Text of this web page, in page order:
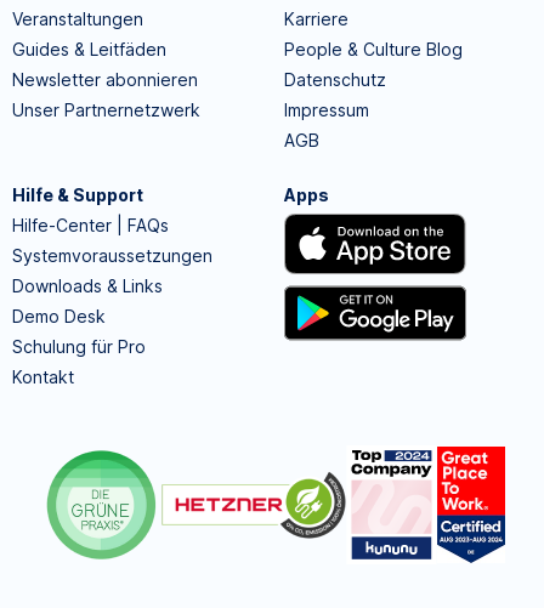
Veranstaltungen
Guides & Leitfäden
Newsletter abonnieren
Unser Partnernetzwerk
Karriere
People & Culture Blog
Datenschutz
Impressum
AGB
Hilfe & Support
Hilfe-Center | FAQs
Systemvoraussetzungen
Downloads & Links
Demo Desk
Schulung für Pro
Kontakt
Apps